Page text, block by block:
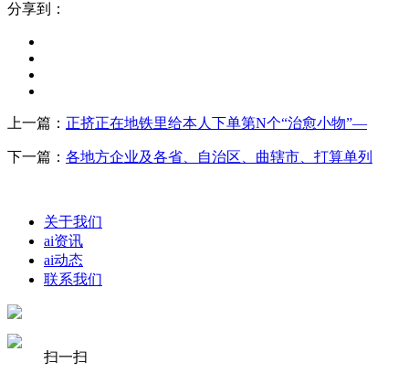
分享到：
上一篇： 正挤正在地铁里给本人下单第N个“治愈小物”—
下一篇： 各地方企业及各省、自治区、曲辖市、打算单列
关于我们
ai资讯
ai动态
联系我们
扫一扫